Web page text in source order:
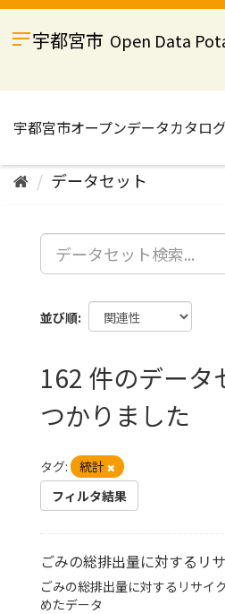
ス
宇都宮市 Open Data
データセット
並び順
162 件のデータ
つかりました
タグ:
統計
フィルタ結果
ごみの総排出量に対するリ
ごみの総排出量に対するリサイ
めたデータ